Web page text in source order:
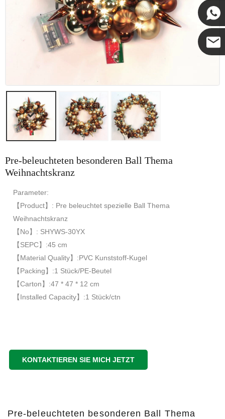
Pre-beleuchteten besonderen Ball Thema
Weihnachtskranz
Parameter:
【Product】: Pre beleuchtet spezielle Ball Thema
Weihnachtskranz
【No】: SHYWS-30YX
【SEPC】:45 cm
【Material Quality】:PVC Kunststoff-Kugel
【Packing】:1 Stück/PE-Beutel
【Carton】:47 * 47 * 12 cm
【Installed Capacity】:1 Stück/ctn
KONTAKTIEREN SIE MICH JETZT
Pre-beleuchteten besonderen Ball Thema
Kenny